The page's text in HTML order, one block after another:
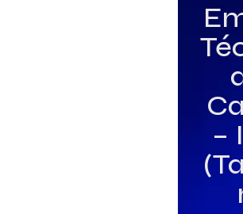
–
GRUPOS DE